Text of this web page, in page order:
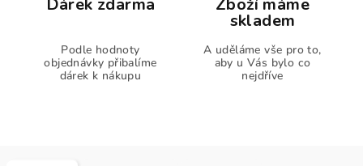
Dárek zdarma
Podle hodnoty
objednávky přibalíme
dárek k nákupu
Zboží máme
skladem
A uděláme vše pro to,
aby u Vás bylo co
nejdříve